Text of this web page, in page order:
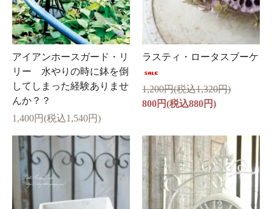
アイアンホースガード・リ
リー 水やりの時に鉢を倒
してしまった経験ありませ
んか？？
1,400円(税込1,540円)
ラスティ・ロータスブーケ
1,200円(税込1,320円)
800円(税込880円)